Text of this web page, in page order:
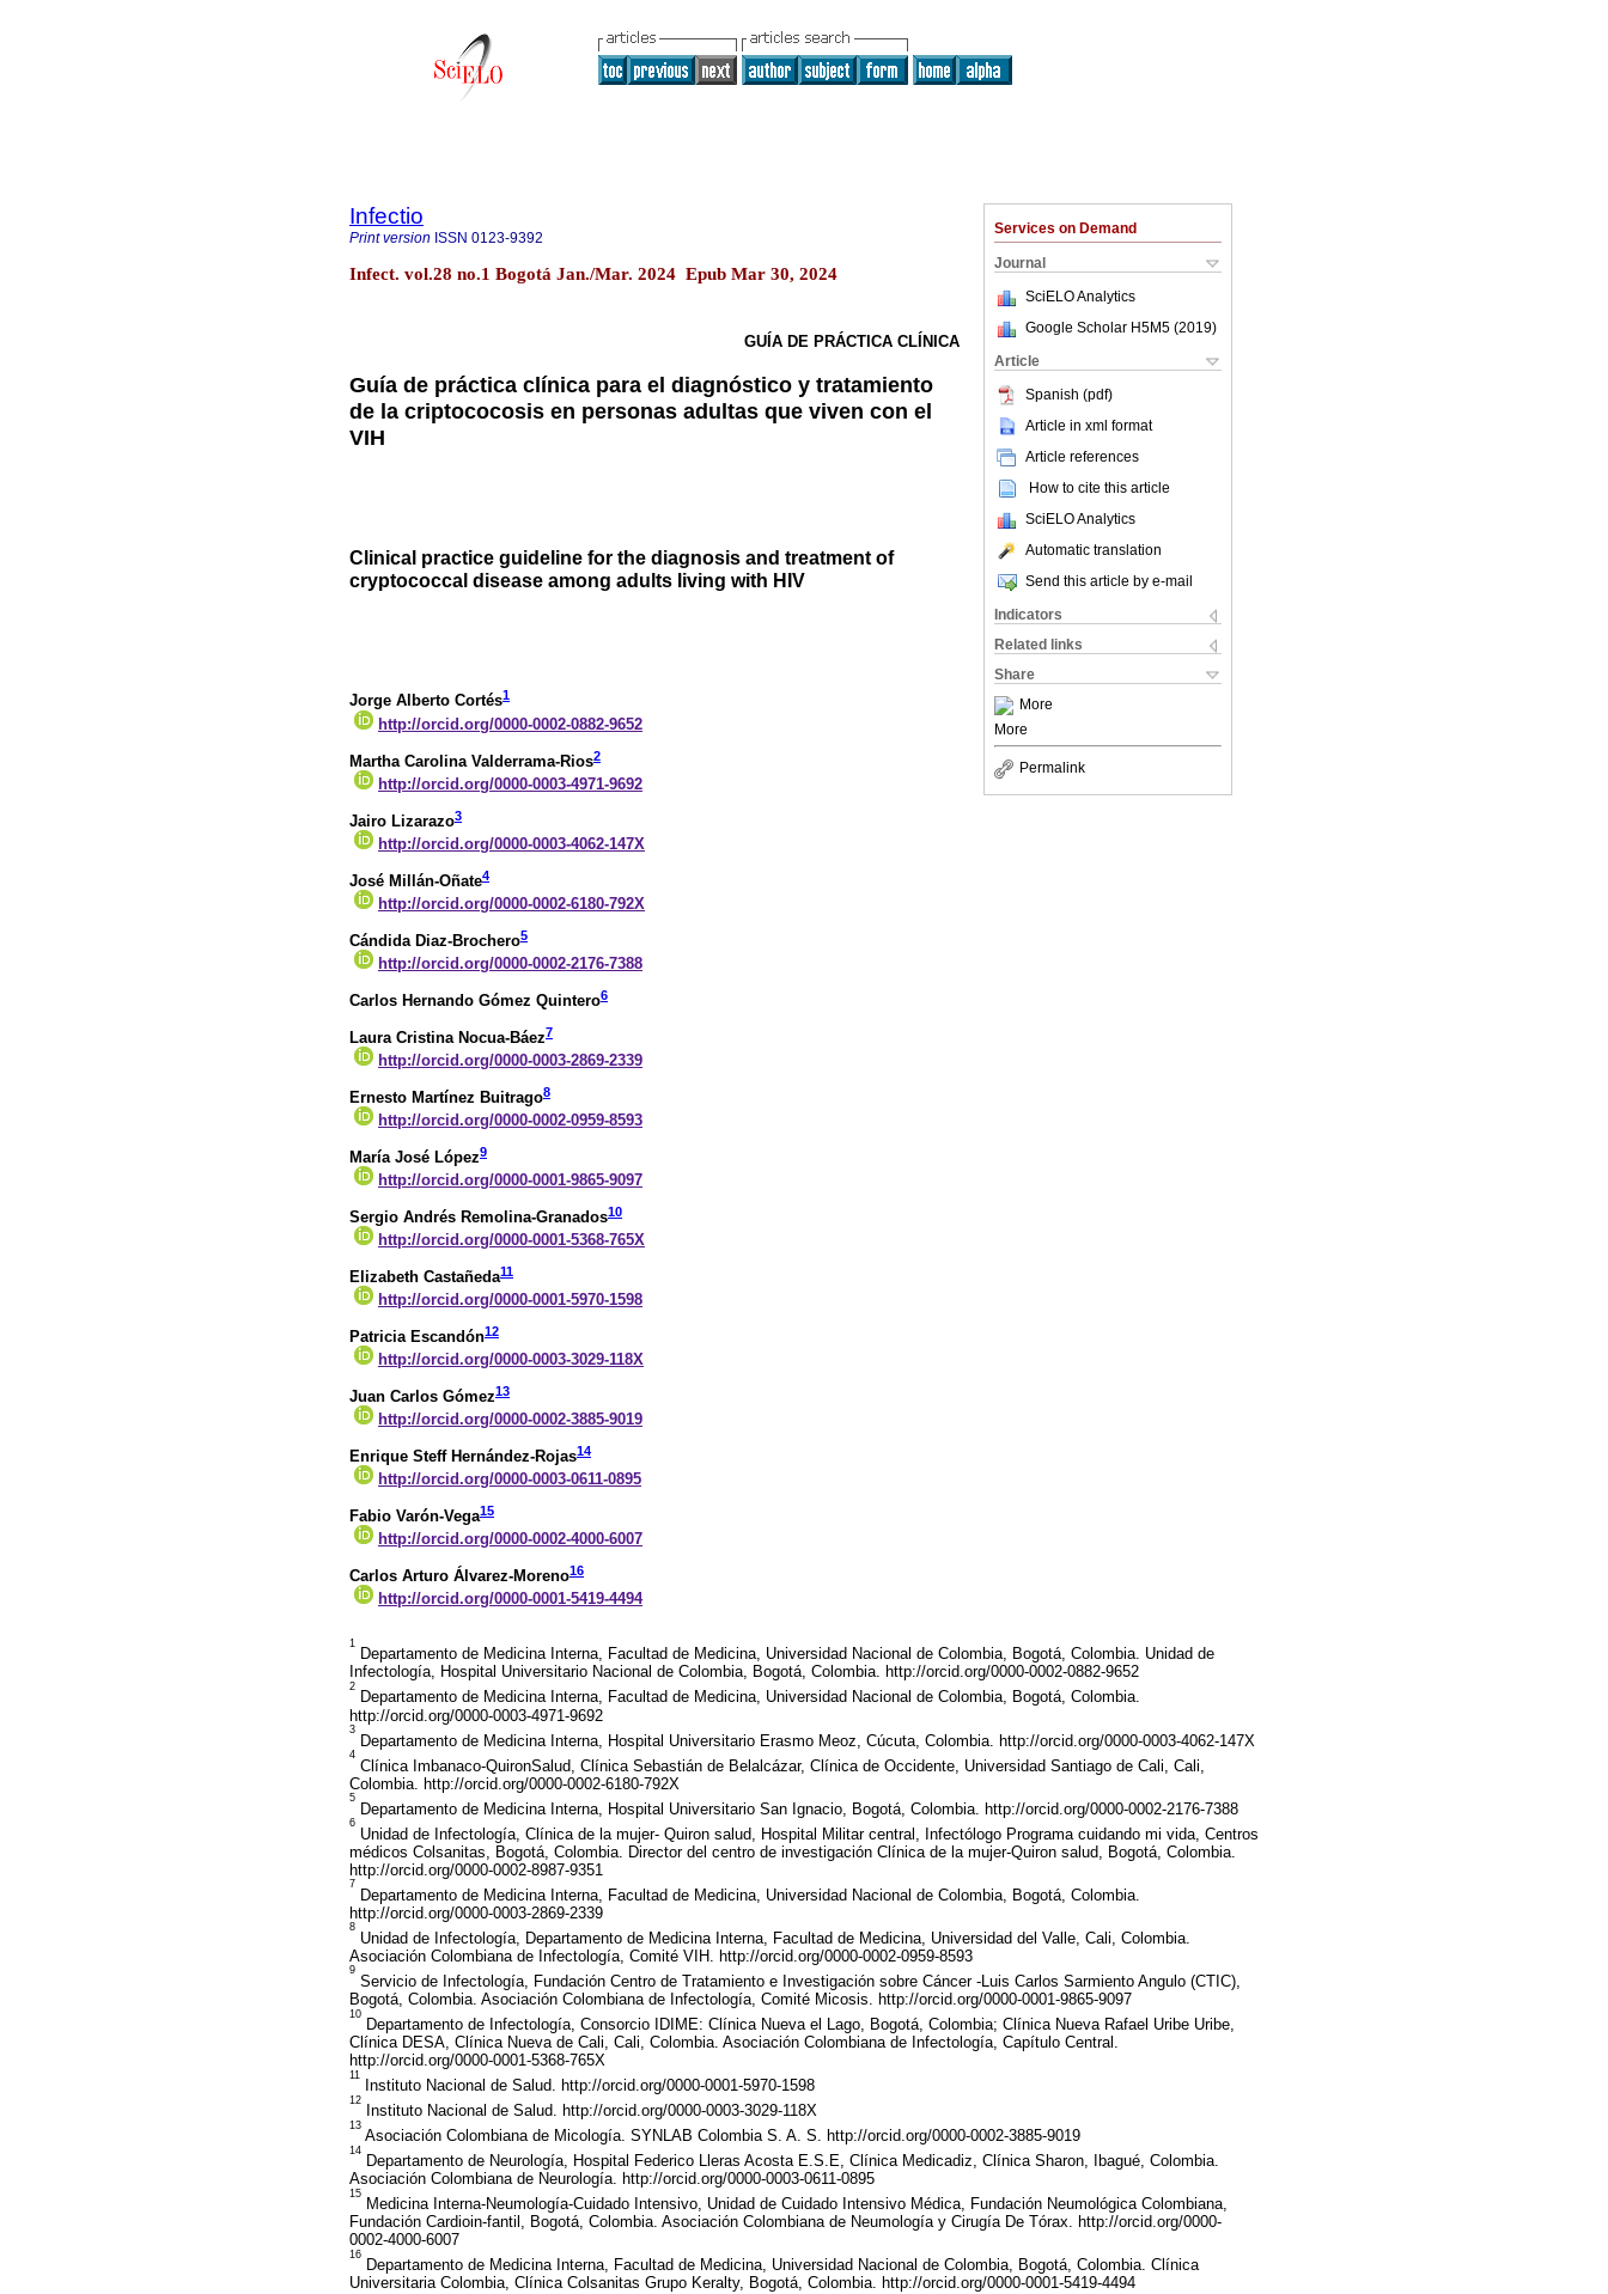
Services on Demand
Journal
SciELO Analytics
Google Scholar H5M5 (2019)
Article
Spanish (pdf)
Article in xml format
Article references
How to cite this article
SciELO Analytics
Automatic translation
Send this article by e-mail
Indicators
Related links
Share
More
More
Permalink
Infectio
Print version ISSN 0123-9392
Infect. vol.28 no.1 Bogotá Jan./Mar. 2024 Epub Mar 30, 2024
GUÍA DE PRÁCTICA CLÍNICA
Guía de práctica clínica para el diagnóstico y tratamiento
de la criptococosis en personas adultas que viven con el
VIH
Clinical practice guideline for the diagnosis and treatment of
cryptococcal disease among adults living with HIV
Jorge Alberto Cortés1
http://orcid.org/0000-0002-0882-9652
Martha Carolina Valderrama-Rios2
http://orcid.org/0000-0003-4971-9692
Jairo Lizarazo3
http://orcid.org/0000-0003-4062-147X
José Millán-Oñate4
http://orcid.org/0000-0002-6180-792X
Cándida Diaz-Brochero5
http://orcid.org/0000-0002-2176-7388
Carlos Hernando Gómez Quintero6
Laura Cristina Nocua-Báez7
http://orcid.org/0000-0003-2869-2339
Ernesto Martínez Buitrago8
http://orcid.org/0000-0002-0959-8593
María José López9
http://orcid.org/0000-0001-9865-9097
Sergio Andrés Remolina-Granados10
http://orcid.org/0000-0001-5368-765X
Elizabeth Castañeda11
http://orcid.org/0000-0001-5970-1598
Patricia Escandón12
http://orcid.org/0000-0003-3029-118X
Juan Carlos Gómez13
http://orcid.org/0000-0002-3885-9019
Enrique Steff Hernández-Rojas14
http://orcid.org/0000-0003-0611-0895
Fabio Varón-Vega15
http://orcid.org/0000-0002-4000-6007
Carlos Arturo Álvarez-Moreno16
http://orcid.org/0000-0001-5419-4494
1
Departamento de Medicina Interna, Facultad de Medicina, Universidad Nacional de Colombia, Bogotá, Colombia. Unidad de
Infectología, Hospital Universitario Nacional de Colombia, Bogotá, Colombia. http://orcid.org/0000-0002-0882-9652
2
Departamento de Medicina Interna, Facultad de Medicina, Universidad Nacional de Colombia, Bogotá, Colombia.
http://orcid.org/0000-0003-4971-9692
3
Departamento de Medicina Interna, Hospital Universitario Erasmo Meoz, Cúcuta, Colombia. http://orcid.org/0000-0003-4062-147X
4
Clínica Imbanaco-QuironSalud, Clínica Sebastián de Belalcázar, Clínica de Occidente, Universidad Santiago de Cali, Cali,
Colombia. http://orcid.org/0000-0002-6180-792X
5
Departamento de Medicina Interna, Hospital Universitario San Ignacio, Bogotá, Colombia. http://orcid.org/0000-0002-2176-7388
6
Unidad de Infectología, Clínica de la mujer- Quiron salud, Hospital Militar central, Infectólogo Programa cuidando mi vida, Centros
médicos Colsanitas, Bogotá, Colombia. Director del centro de investigación Clínica de la mujer-Quiron salud, Bogotá, Colombia.
http://orcid.org/0000-0002-8987-9351
7
Departamento de Medicina Interna, Facultad de Medicina, Universidad Nacional de Colombia, Bogotá, Colombia.
http://orcid.org/0000-0003-2869-2339
8
Unidad de Infectología, Departamento de Medicina Interna, Facultad de Medicina, Universidad del Valle, Cali, Colombia.
Asociación Colombiana de Infectología, Comité VIH. http://orcid.org/0000-0002-0959-8593
9
Servicio de Infectología, Fundación Centro de Tratamiento e Investigación sobre Cáncer -Luis Carlos Sarmiento Angulo (CTIC),
Bogotá, Colombia. Asociación Colombiana de Infectología, Comité Micosis. http://orcid.org/0000-0001-9865-9097
10
Departamento de Infectología, Consorcio IDIME: Clínica Nueva el Lago, Bogotá, Colombia; Clínica Nueva Rafael Uribe Uribe,
Clínica DESA, Clínica Nueva de Cali, Cali, Colombia. Asociación Colombiana de Infectología, Capítulo Central.
http://orcid.org/0000-0001-5368-765X
11
Instituto Nacional de Salud. http://orcid.org/0000-0001-5970-1598
12
Instituto Nacional de Salud. http://orcid.org/0000-0003-3029-118X
13
Asociación Colombiana de Micología. SYNLAB Colombia S. A. S. http://orcid.org/0000-0002-3885-9019
14
Departamento de Neurología, Hospital Federico Lleras Acosta E.S.E, Clínica Medicadiz, Clínica Sharon, Ibagué, Colombia.
Asociación Colombiana de Neurología. http://orcid.org/0000-0003-0611-0895
15
Medicina Interna-Neumología-Cuidado Intensivo, Unidad de Cuidado Intensivo Médica, Fundación Neumológica Colombiana,
Fundación Cardioin-fantil, Bogotá, Colombia. Asociación Colombiana de Neumología y Cirugía De Tórax. http://orcid.org/0000-
0002-4000-6007
16
Departamento de Medicina Interna, Facultad de Medicina, Universidad Nacional de Colombia, Bogotá, Colombia. Clínica
Universitaria Colombia, Clínica Colsanitas Grupo Keralty, Bogotá, Colombia. http://orcid.org/0000-0001-5419-4494